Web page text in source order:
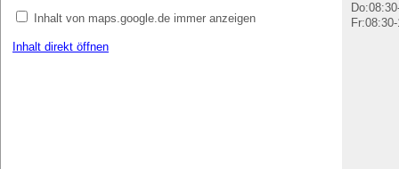
Inhalt von maps.google.de immer anzeigen
Inhalt direkt öffnen